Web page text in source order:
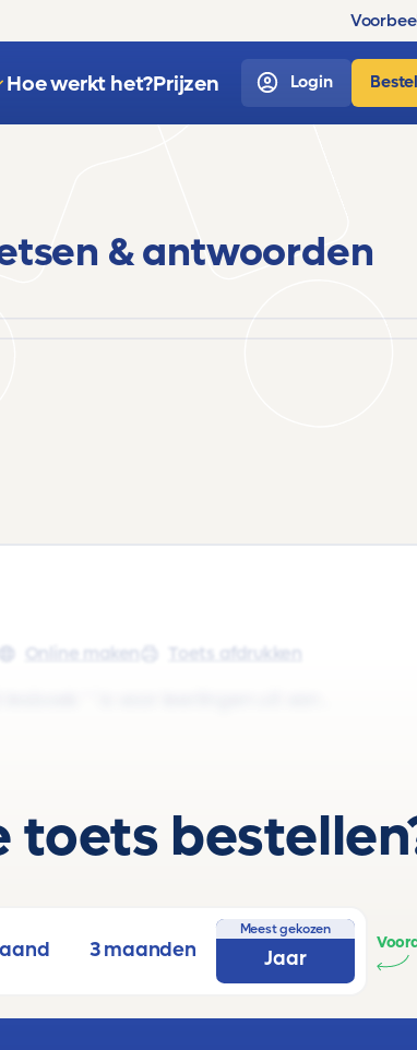
Hoe werkt het?Prijzen Login
& antwoorden
Online maken Toets afdrukken
toets
3 maanden
Meest gekozen
Jaar